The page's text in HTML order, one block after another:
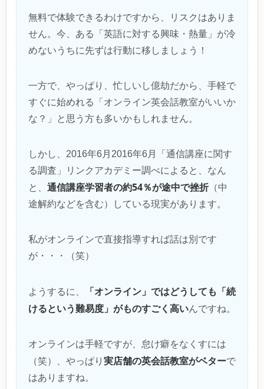
無料で体験できるわけですから、リスクはありま
せん。今、ある「英語に対する興味・熱量」が冷
めないうちに先ずは行動に移しましょう！
一方で、やっぱり、忙しいし億劫だから、手軽で
すぐに始めれる「オンライン英会話教室がいいか
な？」と思う方も多いかもしれません。
しかし、2016年6月2016年6月「通信講座に関す
る調査」リンクアカデミー調べによると、なん
と、 通信講座学習者の約54％が途中で挫折 （中
途解約などを含む）している現実があります。
私がオンラインで直接指導すれば話は別です
が・・・（笑）
ようするに、
「オンライン」ではどうしても「続
けるという難易度」がものすごく高いんですね。
オンラインは手軽ですが、怠け癖をなくすには
（笑）、やっぱり 実店舗の英会話教室がベターで
はありますね。